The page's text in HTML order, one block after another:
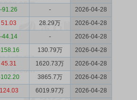
-91.26 -
2026-04-28
51.03 28.29万
2026-04-28
-44.14 -
2026-04-28
130.79万
2026-04-28
45.31 1620.73万
2026-04-28
3865.7万
2026-04-28
124.03 6019.97万
2026-04-28